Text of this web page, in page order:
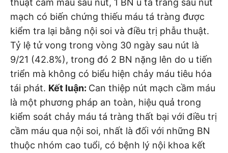
mạch có biến chứng thiếu máu tá tràng được
kiểm tra lại bằng nội soi và điều trị phẫu thuật.
Tỷ lệ tử vong trong vòng 30 ngày sau nút là
9/21 (42.8%), trong đó 2 BN nặng lên do u tiến
triển mà không có biểu hiện chảy máu tiêu hóa
tái phát. Kết luận: Can thiệp nút mạch cầm máu
là một phương pháp an toàn, hiệu quả trong
kiểm soát chảy máu tá tràng thất bại với điều trị
cầm máu qua nội soi, nhất là đối với những BN
thuộc nhóm cao tuổi, có bệnh lý nội khoa kết